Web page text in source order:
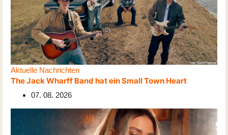
Aktuelle Nachrichten
The Jack Wharff Band hat ein Small Town Heart
07. 08. 2026